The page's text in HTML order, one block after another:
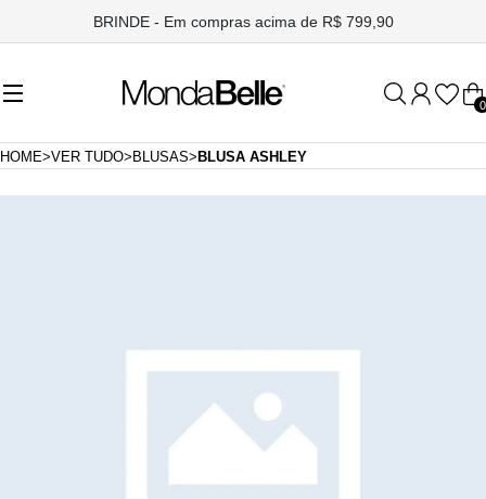
BRINDE - Em compras acima de R$ 799,90
0
HOME>VER TUDO> BLUSAS> BLUSA ASHLEY